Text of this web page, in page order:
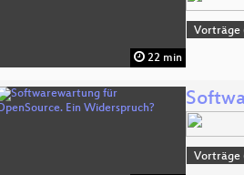
22 min
Vorträge
Vorträge